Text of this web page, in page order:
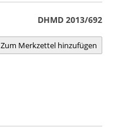
DHMD 2013/692
Zum Merkzettel hinzufügen